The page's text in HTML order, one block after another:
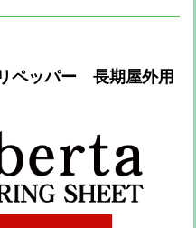
ペッパー 長期屋外用